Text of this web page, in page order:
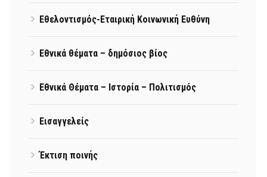
Εθελοντισμός-Εταιρική Κοινωνική Ευθύνη
Εθνικά θέματα – δημόσιος βίος
Εθνικά Θέματα – Ιστορία – Πολιτισμός
Εισαγγελείς
Έκτιση ποινής